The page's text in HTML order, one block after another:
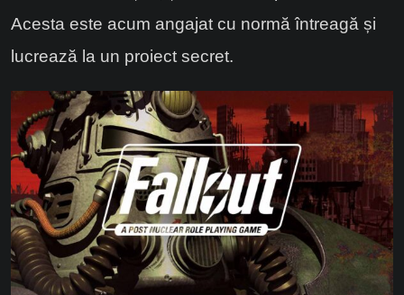
Acesta este acum angajat cu normă întreagă și
lucrează la un proiect secret.